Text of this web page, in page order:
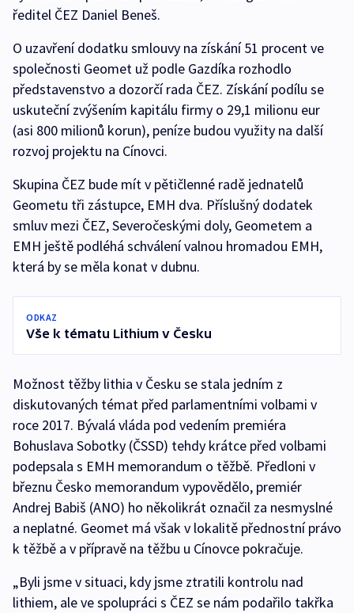
ředitel ČEZ Daniel Beneš.
O uzavření dodatku smlouvy na získání 51 procent ve
společnosti Geomet už podle Gazdíka rozhodlo
představenstvo a dozorčí rada ČEZ. Získání podílu se
uskuteční zvýšením kapitálu firmy o 29,1 milionu eur
(asi 800 milionů korun), peníze budou využity na další
rozvoj projektu na Cínovci.
Skupina ČEZ bude mít v pětičlenné radě jednatelů
Geometu tři zástupce, EMH dva. Příslušný dodatek
smluv mezi ČEZ, Severočeskými doly, Geometem a
EMH ještě podléhá schválení valnou hromadou EMH,
která by se měla konat v dubnu.
ODKAZ
Vše k tématu Lithium v Česku
Možnost těžby lithia v Česku se stala jedním z
diskutovaných témat před parlamentními volbami v
roce 2017. Bývalá vláda pod vedením premiéra
Bohuslava Sobotky (ČSSD) tehdy krátce před volbami
podepsala s EMH memorandum o těžbě. Předloni v
březnu Česko memorandum vypovědělo, premiér
Andrej Babiš (ANO) ho několikrát označil za nesmyslné
a neplatné. Geomet má však v lokalitě přednostní právo
k těžbě a v přípravě na těžbu u Cínovce pokračuje.
„Byli jsme v situaci, kdy jsme ztratili kontrolu nad
lithiem, ale ve spolupráci s ČEZ se nám podařilo takřka